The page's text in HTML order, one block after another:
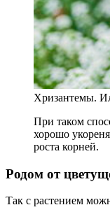
Хризантемы.
При таком
хорошо
роста корней.
Родом от
Так с растением